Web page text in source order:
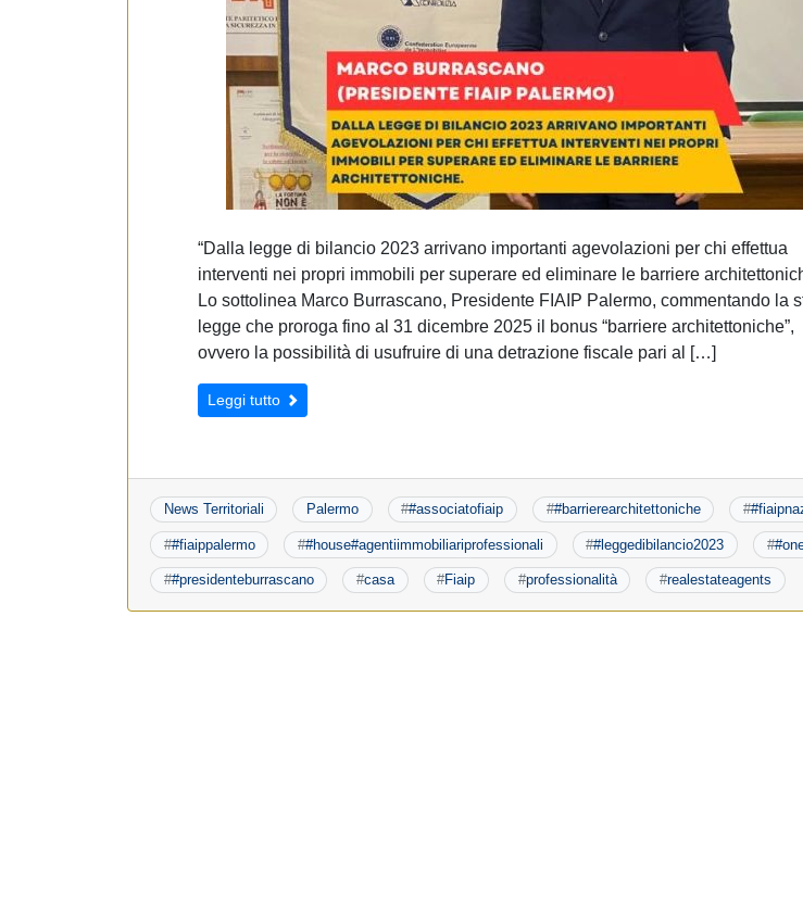
e
s
o
“Dalla legge di bilancio 2023 arrivano importanti agevolazioni per chi effettua
interventi nei propri immobili per superare ed eliminare le barriere
Lo sottolinea Marco Burrascano, Presidente FIAIP Palermo, commentando la
legge che proroga fino al 31 dicembre 2025 il bonus “barriere architettoniche”,
ovvero la possibilità di usufruire di una detrazione fiscale pari al […]
Leggi tutto
News Territoriali Palermo ##associatofiaip ##barrierearchitettoniche #
##fiaippalermo ##house#agentiimmobiliariprofessionali ##leggedibilancio2023 #
##presidenteburrascano #casa #Fiaip #professionalità #realestateagents